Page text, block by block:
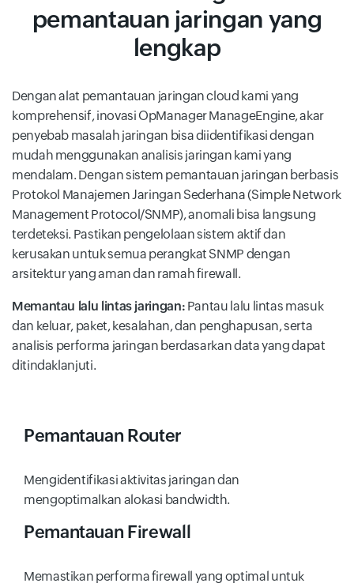
pemantauan jaringan yang
lengkap
Dengan alat pemantauan jaringan cloud kami yang
komprehensif, inovasi OpManager ManageEngine, akar
penyebab masalah jaringan bisa diidentifikasi dengan
mudah menggunakan analisis jaringan kami yang
mendalam. Dengan sistem pemantauan jaringan berbasis
Protokol Manajemen Jaringan Sederhana (Simple Network
Management Protocol/SNMP), anomali bisa langsung
terdeteksi. Pastikan pengelolaan sistem aktif dan
kerusakan untuk semua perangkat SNMP dengan
arsitektur yang aman dan ramah firewall.
Memantau lalu lintas jaringan: Pantau lalu lintas masuk
dan keluar, paket, kesalahan, dan penghapusan, serta
analisis performa jaringan berdasarkan data yang dapat
ditindaklanjuti.
Pemantauan Router
Mengidentifikasi aktivitas jaringan dan
mengoptimalkan alokasi bandwidth.
Pemantauan Firewall
Memastikan performa firewall yang optimal untuk